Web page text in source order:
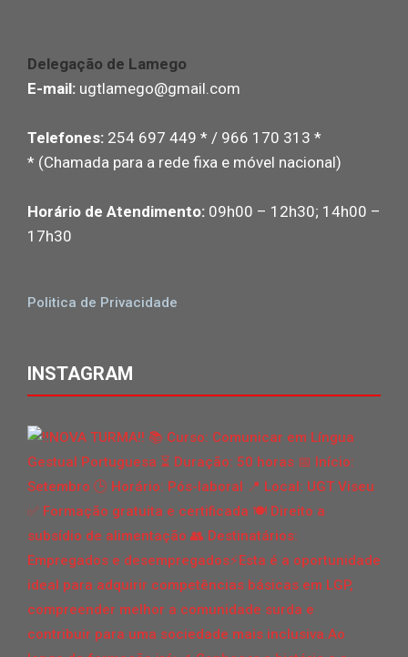
Delegação de Lamego
E-mail: ugtlamego@gmail.com
Telefones: 254 697 449 * / 966 170 313 *
* (Chamada para a rede fixa e móvel nacional)
Horário de Atendimento: 09h00 – 12h30; 14h00 –
17h30
Politica de Privacidade
INSTAGRAM